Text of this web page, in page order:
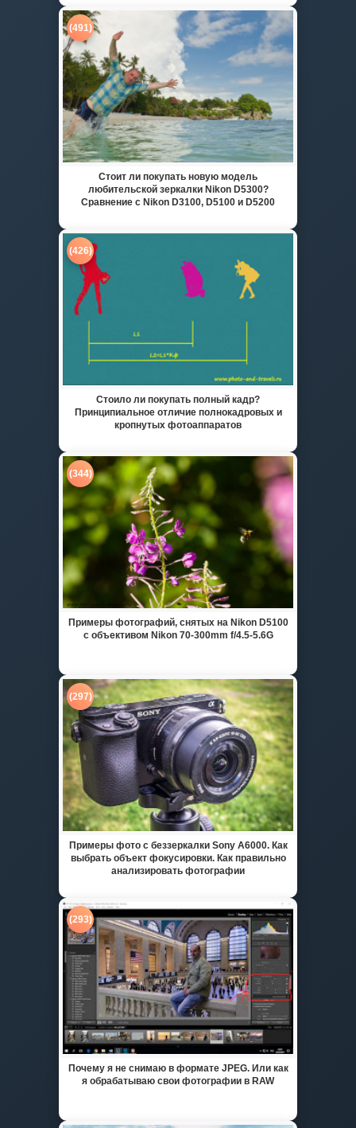
(491)
Стоит ли покупать новую модель
любительской зеркалки Nikon D5300?
Сравнение с Nikon D3100, D5100 и D5200
(426)
Стоило ли покупать полный кадр?
Принципиальное отличие полнокадровых и
кропнутых фотоаппаратов
(344)
Примеры фотографий, снятых на Nikon D5100
с объективом Nikon 70-300mm f/4.5-5.6G
(297)
Примеры фото с беззеркалки Sony A6000. Как
выбрать объект фокусировки. Как правильно
анализировать фотографии
(293)
Почему я не снимаю в формате JPEG. Или как
я обрабатываю свои фотографии в RAW